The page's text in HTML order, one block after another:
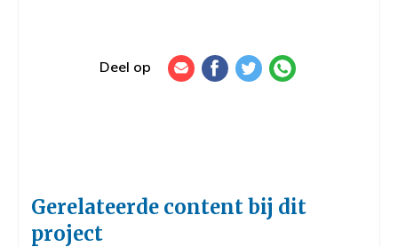
Deel op
Gerelateerde content bij dit
project